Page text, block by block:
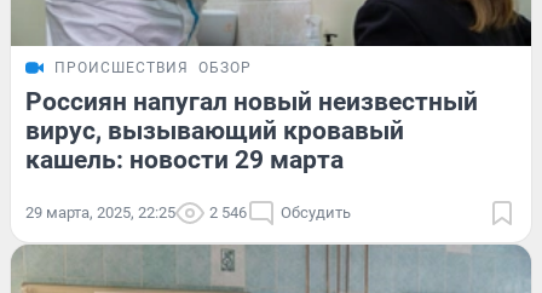
ПРОИСШЕСТВИЯ ОБЗОР
Россиян напугал новый неизвестный
вирус, вызывающий кровавый
кашель: новости 29 марта
29 марта, 2025, 22:25 2 546 Обсудить